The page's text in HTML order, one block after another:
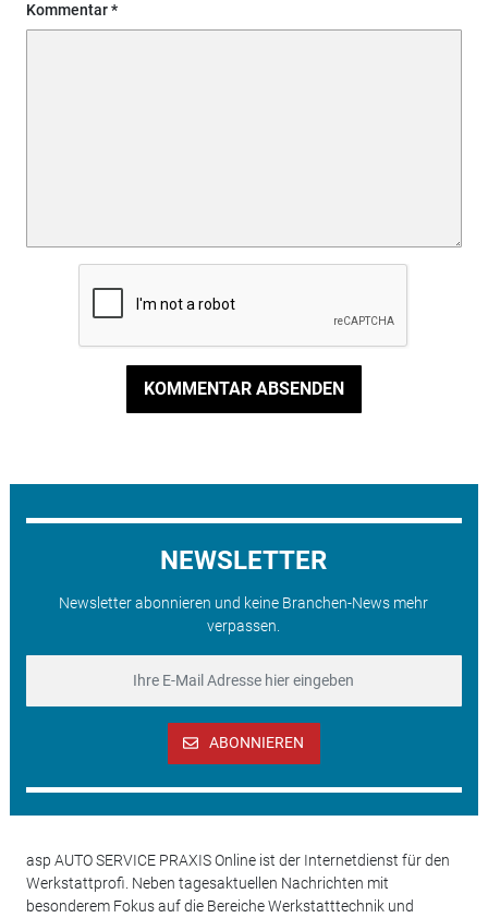
Kommentar
KOMMENTAR ABSENDEN
NEWSLETTER
Newsletter abonnieren und keine Branchen-News mehr
verpassen.
ABONNIEREN
asp AUTO SERVICE PRAXIS Online ist der Internetdienst für den
Werkstattprofi. Neben tagesaktuellen Nachrichten mit
besonderem Fokus auf die Bereiche Werkstatttechnik und